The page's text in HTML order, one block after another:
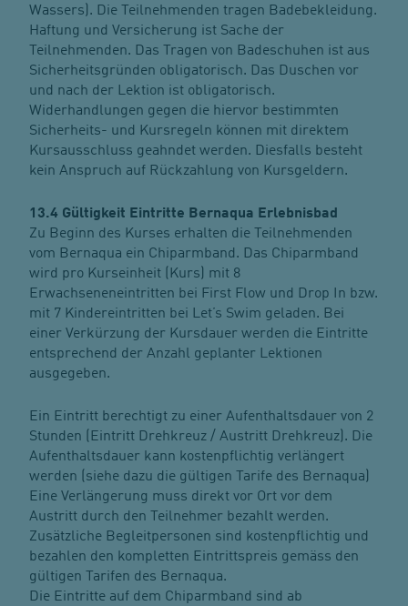
Wassers). Die Teilnehmenden tragen Badebekleidung.
Haftung und Versicherung ist Sache der
Teilnehmenden. Das Tragen von Badeschuhen ist aus
Sicherheitsgründen obligatorisch. Das Duschen vor
und nach der Lektion ist obligatorisch.
Widerhandlungen gegen die hiervor bestimmten
Sicherheits- und Kursregeln können mit direktem
Kursausschluss geahndet werden. Diesfalls besteht
kein Anspruch auf Rückzahlung von Kursgeldern.
13.4 Gültigkeit Eintritte Bernaqua Erlebnisbad
Zu Beginn des Kurses erhalten die Teilnehmenden
vom Bernaqua ein Chiparmband. Das Chiparmband
wird pro Kurseinheit (Kurs) mit 8
Erwachseneneintritten bei First Flow und Drop In bzw.
mit 7 Kindereintritten bei Let’s Swim geladen. Bei
einer Verkürzung der Kursdauer werden die Eintritte
entsprechend der Anzahl geplanter Lektionen
ausgegeben.
Ein Eintritt berechtigt zu einer Aufenthaltsdauer von 2
Stunden (Eintritt Drehkreuz / Austritt Drehkreuz). Die
Aufenthaltsdauer kann kostenpflichtig verlängert
werden (siehe dazu die gültigen Tarife des Bernaqua)
Eine Verlängerung muss direkt vor Ort vor dem
Austritt durch den Teilnehmer bezahlt werden.
Zusätzliche Begleitpersonen sind kostenpflichtig und
bezahlen den kompletten Eintrittspreis gemäss den
gültigen Tarifen des Bernaqua.
Die Eintritte auf dem Chiparmband sind ab